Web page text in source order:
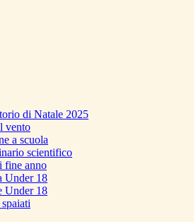
di Natale 2025
vento
a scuola
scientifico
fine anno
Under 18
Under 18